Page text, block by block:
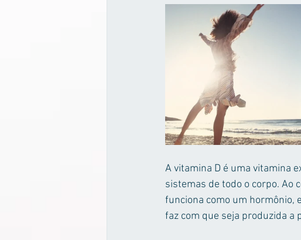
A vitamina D é uma vitamina
sistemas de todo o corpo. Ao
funciona como um hormônio,
faz com que seja produzida a